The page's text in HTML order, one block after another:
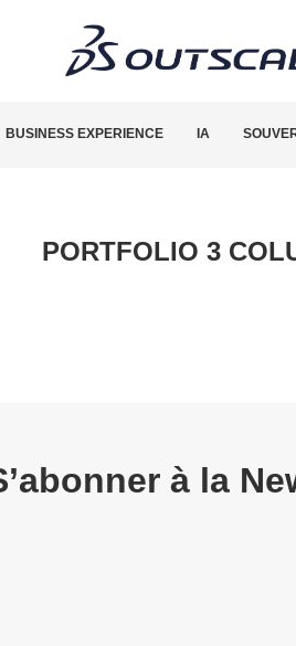
BUSINESS EXPERIENCE IA
PORTFOLIO 3
à la